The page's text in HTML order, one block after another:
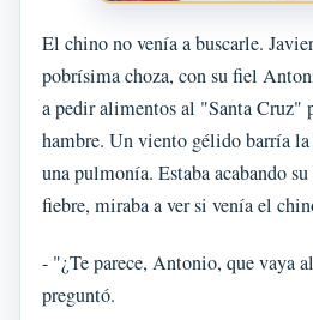
El chino no venía a buscarle.
pobrísima choza, con su fiel
a pedir alimentos al "Santa Cruz"
hambre. Un viento gélido barría
una pulmonía. Estaba acabando
fiebre, miraba a ver si venía el
- "¿Te parece, Antonio, que vaya
preguntó.